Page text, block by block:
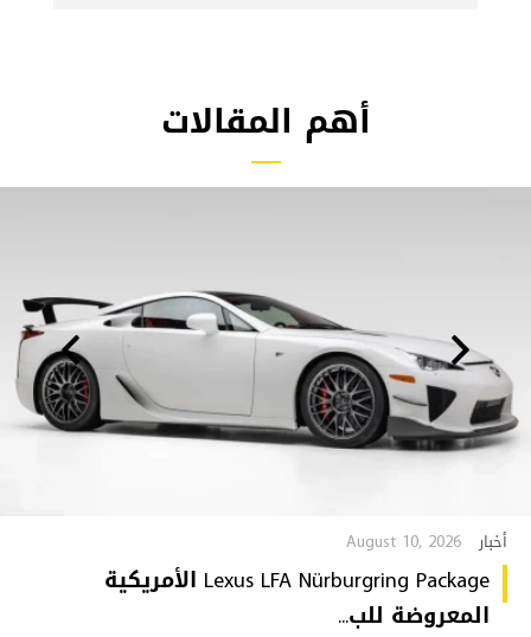
أهم المقالات
أخبار August 10, 2026
Lexus LFA Nürburgring Package الأمريكية
المعروضة للب...